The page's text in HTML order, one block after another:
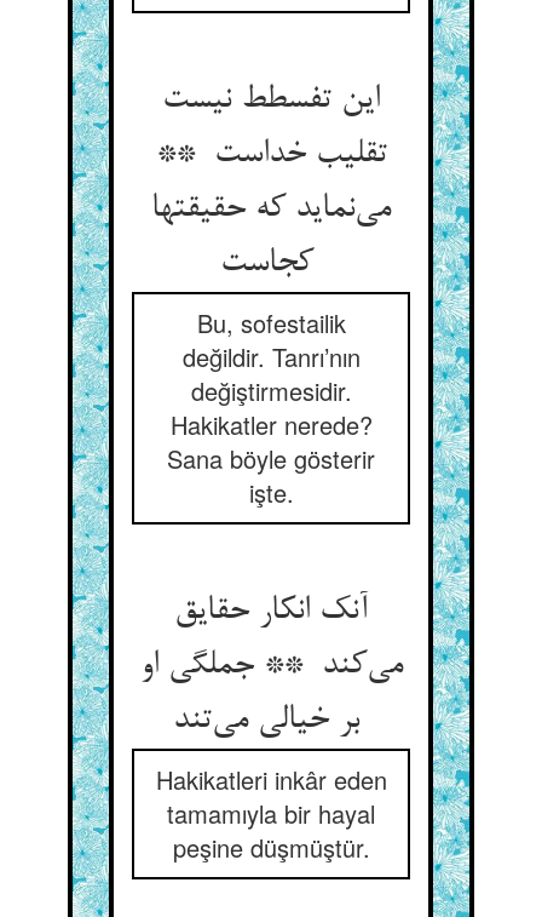
این تفسطط نیست
تقلیب خداست **
می‌نماید که حقیقتها
کجاست
Bu, sofestailik
değildir. Tanrı’nın
değiştirmesidir.
Hakikatler nerede?
Sana böyle gösterir
işte.
آنک انکار حقایق
می‌کند ** جملگی او
بر خیالی می‌تند
Hakikatleri inkâr eden
tamamıyla bir hayal
peşine düşmüştür.